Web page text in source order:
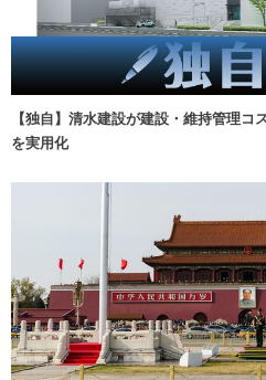
【独自】清水建設が建設・維持管理
を実用化